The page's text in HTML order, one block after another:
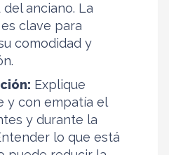
anciano. La
clave para
comodidad y
Explique
y con empatía el
y durante la
lo que está